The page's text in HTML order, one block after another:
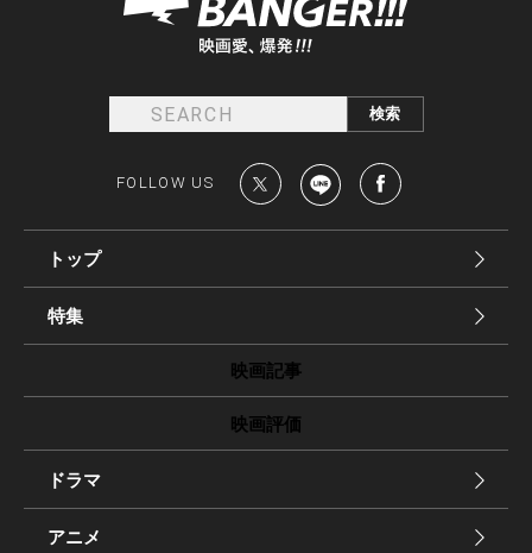
FOLLOW US
トップ
特集
映画記事
映画評価
ドラマ
アニメ